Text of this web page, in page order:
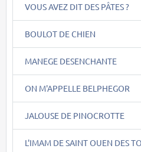
VOUS AVEZ DIT DES PÂTES ?
BOULOT DE CHIEN
MANEGE DESENCHANTE
ON M'APPELLE BELPHEGOR
JALOUSE DE PINOCROTTE
L'IMAM DE SAINT OUEN DES